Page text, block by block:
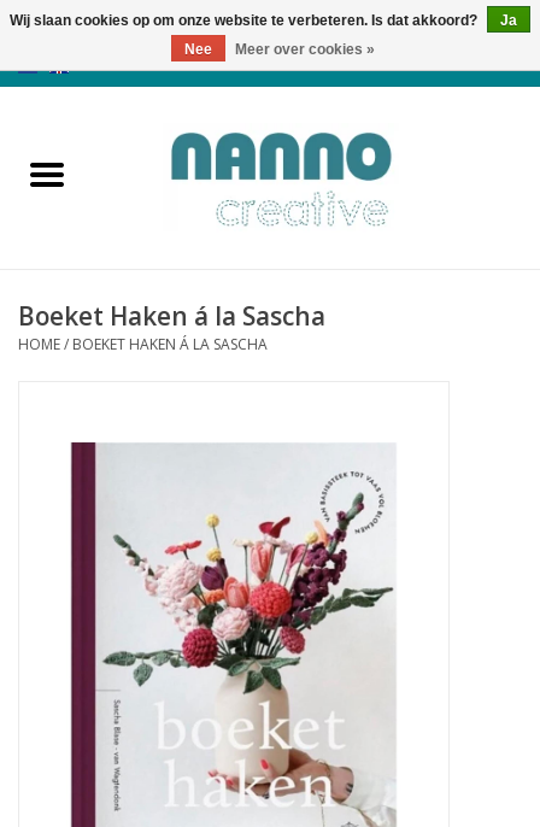
Producten
Nieuws
Nanno Blog
Boeket Haken á la Sascha
HOME/ BOEKET HAKEN Á LA SASCHA
Wij slaan cookies op om onze website te verbeteren. Is dat akkoord?
Ja
Nee
Meer over cookies »